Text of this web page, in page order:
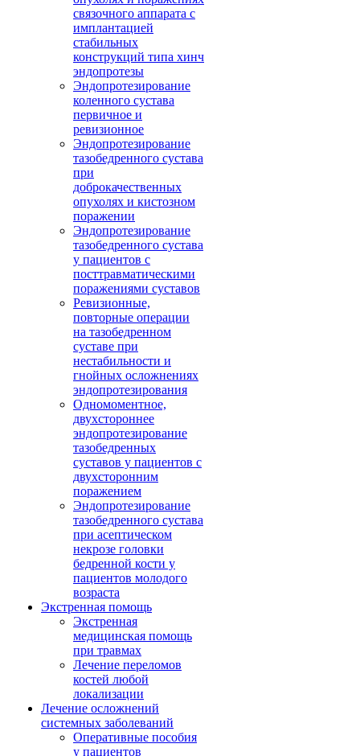
связочного аппарата с
имплантацией
стабильных
конструкций типа хинч
эндопротезы
Эндопротезирование
коленного сустава
первичное и
ревизионное
Эндопротезирование
тазобедренного сустава
при
доброкачественных
опухолях и кистозном
поражении
Эндопротезирование
тазобедренного сустава
у пациентов с
посттравматическими
поражениями суставов
Ревизионные,
повторные операции
на тазобедренном
суставе при
нестабильности и
гнойных осложнениях
эндопротезирования
Одномоментное,
двухстороннее
эндопротезирование
тазобедренных
суставов у пациентов с
двухсторонним
поражением
Эндопротезирование
тазобедренного сустава
при асептическом
некрозе головки
бедренной кости у
пациентов молодого
возраста
Экстренная помощь
Экстренная
медицинская помощь
при травмах
Лечение переломов
костей любой
локализации
Лечение осложнений
системных заболеваний
Оперативные пособия
у пациентов